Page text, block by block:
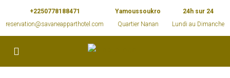
+2250778188471
reservation@savaneapparthotel.com
Yamoussoukro
Quartier Nanan
24h sur 24
Lundi au Dimanche